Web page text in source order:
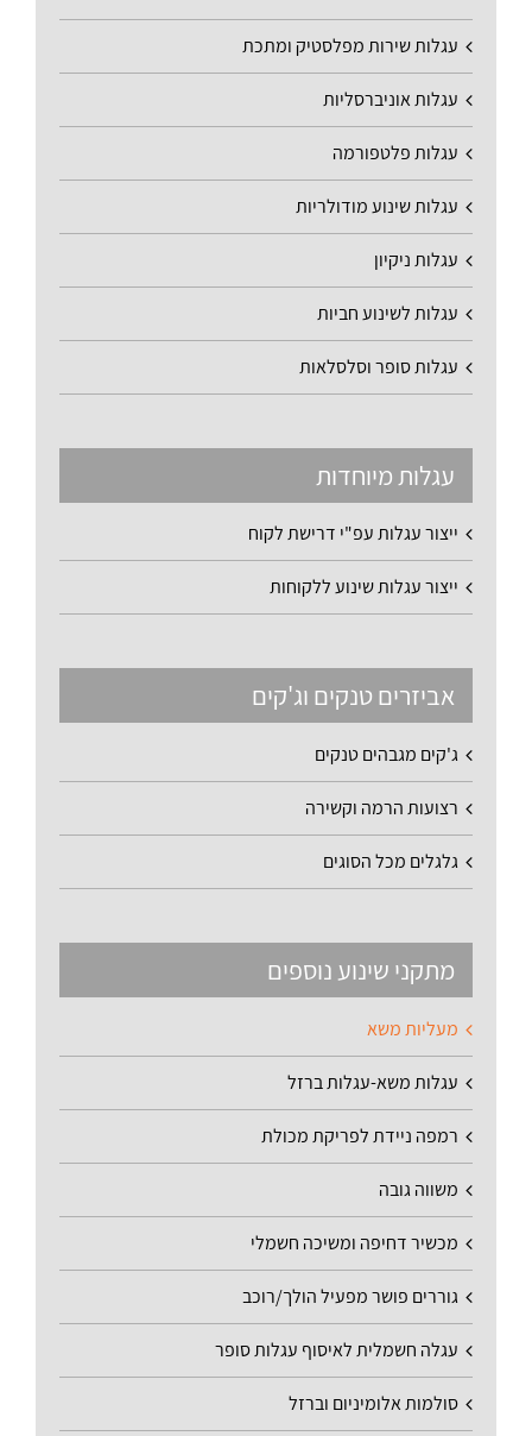
עגלות שירות מפלסטיק ומתכת
עגלות אוניברסליות
עגלות פלטפורמה
עגלות שינוע מודולריות
עגלות ניקיון
עגלות לשינוע חביות
עגלות סופר וסלסלאות
עגלות מיוחדות
ייצור עגלות עפ"י דרישת לקוח
ייצור עגלות שינוע ללקוחות
אביזרים טנקים וג'קים
ג'קים מגבהים טנקים
רצועות הרמה וקשירה
גלגלים מכל הסוגים
מתקני שינוע נוספים
מעליות משא
עגלות משא-עגלות ברזל
רמפה ניידת לפריקת מכולת
משווה גובה
מכשיר דחיפה ומשיכה חשמלי
גוררים פושר מפעיל הולך/רוכב
עגלה חשמלית לאיסוף עגלות סופר
סולמות אלומיניום וברזל